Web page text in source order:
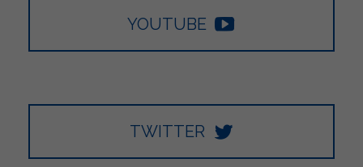
YOUTUBE
TWITTER